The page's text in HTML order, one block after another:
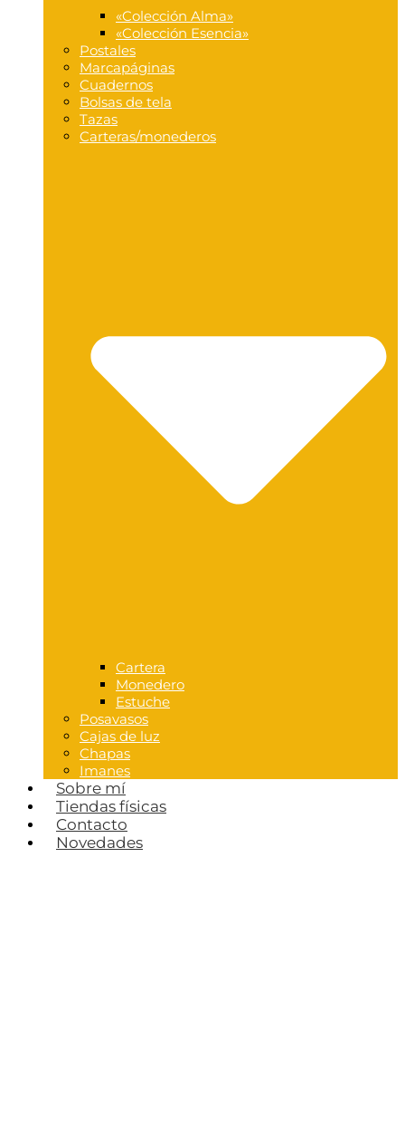
«Colección Alma»
«Colección Esencia»
Postales
Marcapáginas
Cuadernos
Bolsas de tela
Tazas
Carteras/monederos
Cartera
Monedero
Estuche
Posavasos
Cajas de luz
Chapas
Imanes
Sobre mí
Tiendas físicas
Contacto
Novedades